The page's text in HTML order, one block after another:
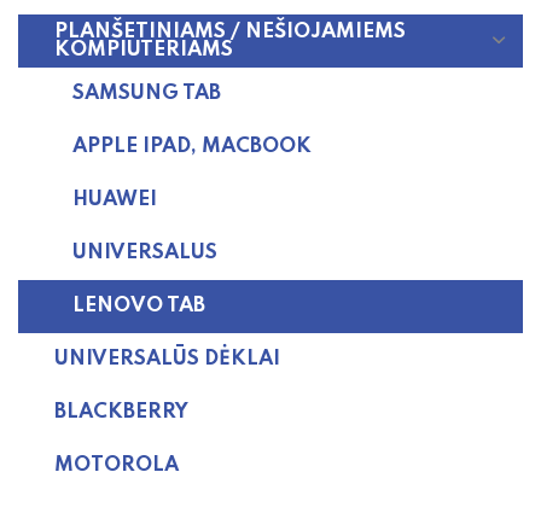
PLANŠETINIAMS / NEŠIOJAMIEMS
KOMPIUTERIAMS
SAMSUNG TAB
APPLE IPAD, MACBOOK
HUAWEI
UNIVERSALUS
LENOVO TAB
UNIVERSALŪS DĖKLAI
BLACKBERRY
MOTOROLA